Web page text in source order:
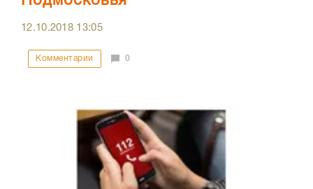
12.10.2018 13:05
Комментарии 0